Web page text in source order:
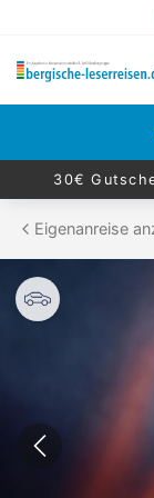
30€
Zurück
Advents- &
Eigenanreise
Konzertreisen
Zurück
Reiseziele
Hamburg
Nord- &
Ruhr & Rhein
Eigenanreise